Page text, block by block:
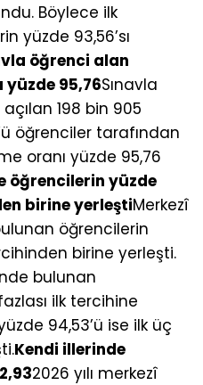
Böylece ilk
yüzde 93,56’sı
öğrenci alan
95,76Sınavla
198 bin 905
öğrenciler tarafından
oranı yüzde 95,76
öğrencilerin yüzde
birine yerleştiMerkezî
öğrencilerin
birine yerleşti.
bulunan
ilk tercihine
94,53’ü ise ilk üç
Kendi illerinde
2026 yılı merkezî